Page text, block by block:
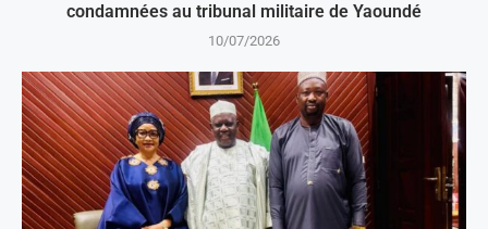
condamnées au tribunal militaire de Yaoundé
10/07/2026